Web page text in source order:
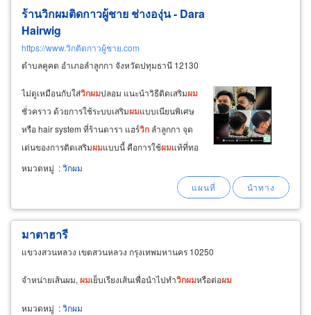
ร้านวิกผมติดกาวผู้ชาย ช่างองุ่น - Dara
Hairwig
https://www.วิกติดกาวผู้ชาย.com
ตำบลคูคต อำเภอลำลูกกา จังหวัดปทุมธานี 12130
ไม่ดูเหมือนกับใส่วิกผมปลอม แนะนำวิธีติดเสริมผม
ชั่วคราว ด้วยการใช้ระบบเสริมผมแบบเนียนพิเศษ
หรือ hair system ที่ร้านดารา แฮร์วิก ลำลูกกา จุด
เด่นของการติดเสริมผมแบบนี้ คือการใช้ผมแท้ที่ทอ
ลงบนฐาน เป็นชิ้นงานเกรดคุณภาพ เบาสบายศีรษะ
ติดยึดได้อย่างแน่นหนาด้วยกาวเฉพาะทาง ผสาน
หมวดหมู่ :วิกผม
มาตาฮารี
แขวงสวนหลวง เขตสวนหลวง กรุงเทพมหานคร 10250
จำหน่ายเส้นผม, ผมเย็บเรียงเส้นเพื่อนำไปทำวิกผมหรือต่อผม
หมวดหมู่ :วิกผม